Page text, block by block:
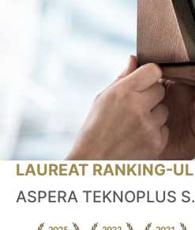
LAUREAT RANKING-
ASPERA TEKNOPLUS